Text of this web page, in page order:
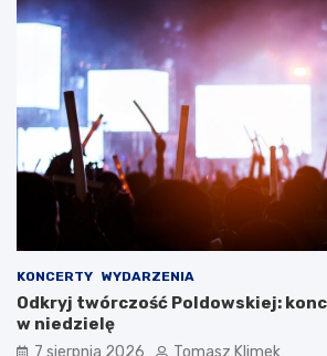
KONCERTY WYDARZENIA
Odkryj twórczość Poldowskiej:
w niedzielę
7 sierpnia 2026 Tomasz Klimek